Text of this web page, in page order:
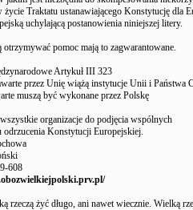
życie Traktatu ustanawiającego Konstytucję dla
uchylającą postanowienia niniejszej litery.
otrzymywać pomoc mają to zagwarantowane.
Artykuł III 323
przez Unię wiążą instytucje Unii i Państwa
muszą być wykonane przez Polskę
organizacje do podjęcia wspólnych
odrzucenia Konstytucji Europejskiej.
608
rzeczą żyć długo, ani nawet wiecznie. Wielką